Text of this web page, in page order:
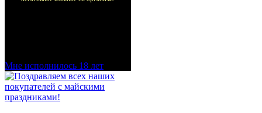
Мне исполнилось 18 лет